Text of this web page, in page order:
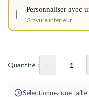
Personnaliser avec
Gravure intérieur
Quantité : −
Sélectionnez une